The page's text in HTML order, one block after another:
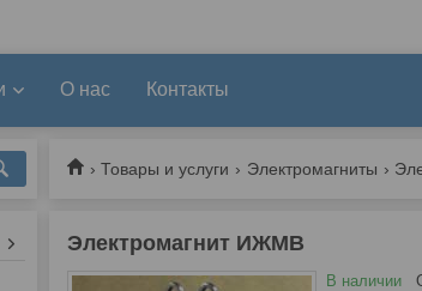
О нас Контакты
Товары и услуги Электромагниты
Электромагнит ИЖМВ
В наличии